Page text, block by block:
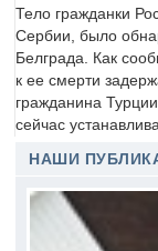
Тело гражданки
Сербии, было
Белграда. Как
к ее смерти
гражданина
сейчас
НАШИ